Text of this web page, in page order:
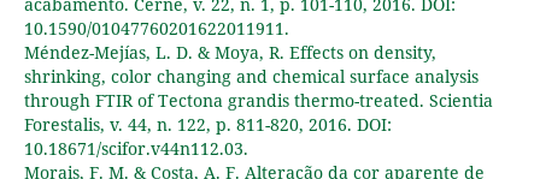
10.1590/01047760201622011911.
Méndez-Mejías, L. D. & Moya, R. Effects on density,
shrinking, color changing and chemical surface analysis
through FTIR of Tectona grandis thermo-treated. Scientia
Forestalis, v. 44, n. 122, p. 811-820, 2016. DOI:
10.18671/scifor.v44n112.03.
Morais, F. M. & Costa, A. F. Alteração da cor aparente de